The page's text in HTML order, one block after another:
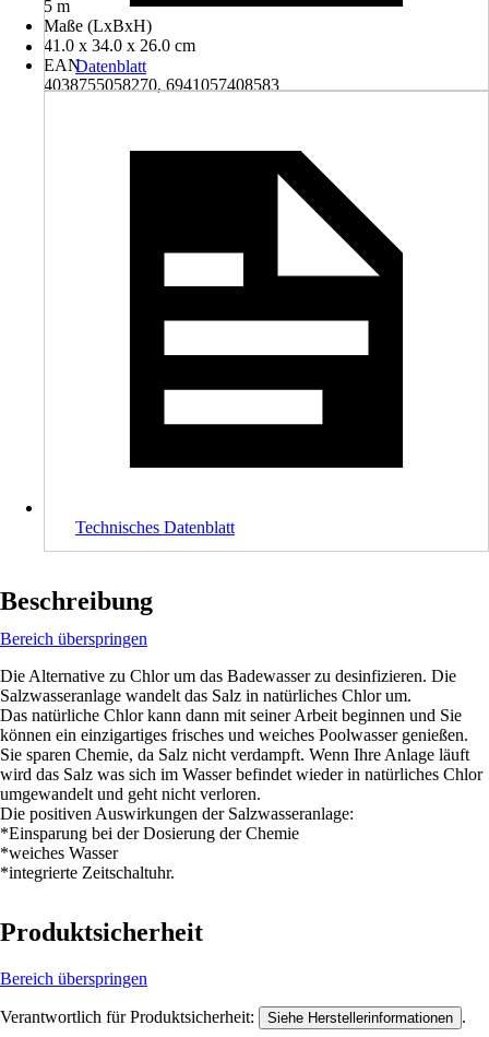
5 m
Maße (LxBxH)
41.0 x 34.0 x 26.0 cm
EAN
4038755058270, 6941057408583
Datenblatt
Technisches Datenblatt
Beschreibung
Bereich überspringen
Die Alternative zu Chlor um das Badewasser zu desinfizieren. Die
Salzwasseranlage wandelt das Salz in natürliches Chlor um.
Das natürliche Chlor kann dann mit seiner Arbeit beginnen und Sie
können ein einzigartiges frisches und weiches Poolwasser genießen.
Sie sparen Chemie, da Salz nicht verdampft. Wenn Ihre Anlage läuft
wird das Salz was sich im Wasser befindet wieder in natürliches Chlor
umgewandelt und geht nicht verloren.
Die positiven Auswirkungen der Salzwasseranlage:
*Einsparung bei der Dosierung der Chemie
*weiches Wasser
*integrierte Zeitschaltuhr.
Produktsicherheit
Bereich überspringen
Verantwortlich für Produktsicherheit: Siehe Herstellerinformationen .